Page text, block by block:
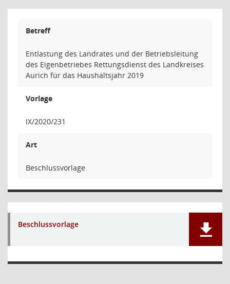
Betreff
Entlastung des Landrates und der Betriebsleitung
des Eigenbetriebes Rettungsdienst des Landkreises
Aurich für das Haushaltsjahr 2019
Vorlage
IX/2020/231
Art
Beschlussvorlage
Beschlussvorlage